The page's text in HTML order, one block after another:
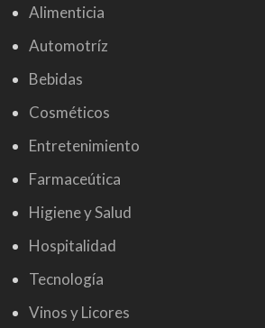
Alimenticia
Automotríz
Bebidas
Cosméticos
Entretenimiento
Farmaceútica
Higiene y Salud
Hospitalidad
Tecnología
Vinos y Licores